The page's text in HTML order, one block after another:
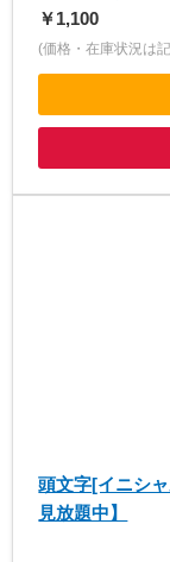
￥1,100
(価格・在庫状況は
頭文字[イニシ
見放題中】